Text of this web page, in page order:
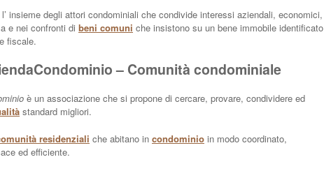
insieme degli attori condominiali che condivide interessi aziendali, economici,
e nei confronti di beni comuni che insistono su un bene immobile identificato
fiscale.
– Comunità condominiale
è un associazione che si propone di cercare, provare, condividere ed
standard migliori.
residenziali che abitano in condominio in modo coordinato,
ed efficiente.